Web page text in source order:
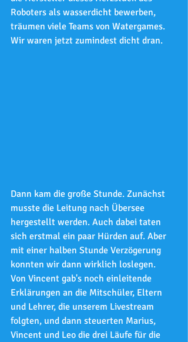
Roboters als wasserdicht bewerben,
träumen viele Teams von Watergames.
Wir waren jetzt zumindest dicht dran.
Dann kam die große Stunde. Zunächst
musste die Leitung nach Übersee
hergestellt werden. Auch dabei taten
sich erstmal ein paar Hürden auf. Aber
mit einer halben Stunde Verzögerung
konnten wir dann wirklich loslegen.
Von Vincent gab's noch einleitende
Erklärungen an die Mitschüler, Eltern
und Lehrer, die unserem Livestream
folgten, und dann steuerten Marius,
Vincent und Leo die drei Läufe für die